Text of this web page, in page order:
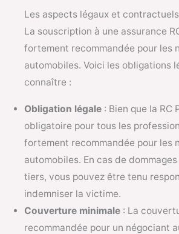
Les aspects légaux et
La souscription à une assurance
fortement recommandée pour les
automobiles. Voici les obligations
connaître :
Obligation légale : Bien que la RC
obligatoire pour tous les
fortement recommandée pour les
automobiles. En cas de
tiers, vous pouvez être tenu
indemniser la victime.
Couverture minimale : La
recommandée pour un négociant